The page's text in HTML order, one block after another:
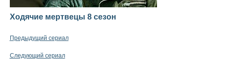
Ходячие мертвецы 8 сезон
Предыдущий сериал
Следующий сериал